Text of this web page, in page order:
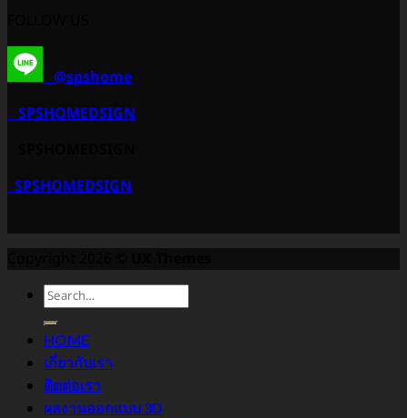
@spshome
SPSHOMEDSIGN
SPSHOMEDSIGN
HOME
เกี่ยวกับเรา
ติดต่อเรา
ผลงานออกแบบ 3D